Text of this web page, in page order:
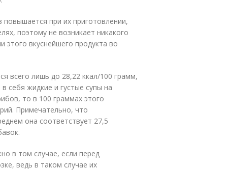
при их приготовлении,
поэтому не возникает никакого
вкуснейшего продукта во
всего лишь до 28,22 ккал/100 грамм,
себя жидкие и густые супы на
то в 100 граммах этого
Примечательно, что
она соответствует 27,5
в том случае, если перед
ведь в таком случае их